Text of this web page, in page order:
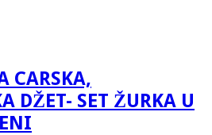
CARSKA,
DŽET- SET ŽURKA U